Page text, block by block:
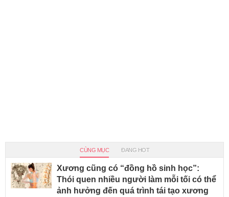
CÙNG MỤC ĐANG HOT
Xương cũng có “đồng hồ sinh học”:
Thói quen nhiều người làm mỗi tối có thể
ảnh hưởng đến quá trình tái tạo xương